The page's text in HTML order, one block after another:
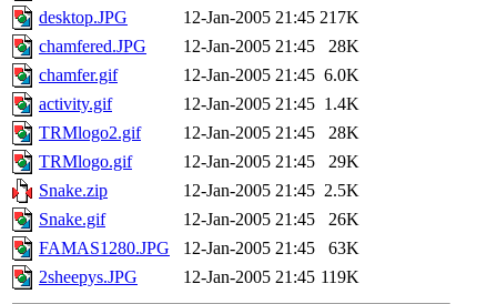
desktop.JPG
12-Jan-2005 21:45 217K
chamfered.JPG
12-Jan-2005 21:45
28K
chamfer.gif
12-Jan-2005 21:45 6.0K
activity.gif
12-Jan-2005 21:45 1.4K
TRMlogo2.gif
12-Jan-2005 21:45
28K
TRMlogo.gif
12-Jan-2005 21:45
29K
Snake.zip
12-Jan-2005 21:45 2.5K
Snake.gif
12-Jan-2005 21:45
26K
FAMAS1280.JPG
12-Jan-2005 21:45
63K
2sheepys.JPG
12-Jan-2005 21:45 119K